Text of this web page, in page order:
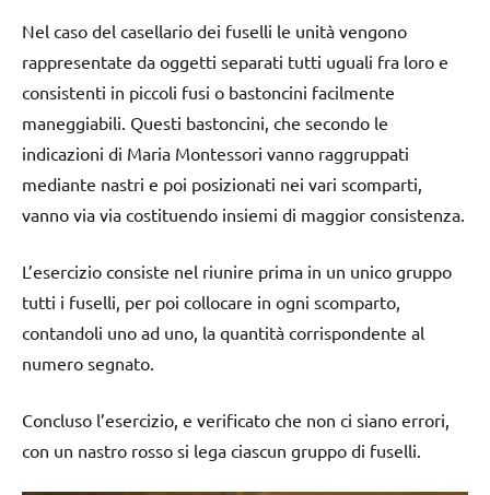
Nel caso del casellario dei fuselli le unità vengono
rappresentate da oggetti separati tutti uguali fra loro e
consistenti in piccoli fusi o bastoncini facilmente
maneggiabili. Questi bastoncini, che secondo le
indicazioni di Maria Montessori vanno raggruppati
mediante nastri e poi posizionati nei vari scomparti,
vanno via via costituendo insiemi di maggior consistenza.
L’esercizio consiste nel riunire prima in un unico gruppo
tutti i fuselli, per poi collocare in ogni scomparto,
contandoli uno ad uno, la quantità corrispondente al
numero segnato.
Concluso l’esercizio, e verificato che non ci siano errori,
con un nastro rosso si lega ciascun gruppo di fuselli.